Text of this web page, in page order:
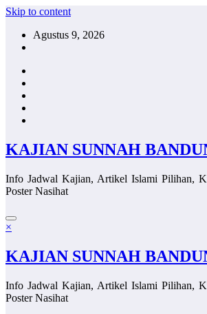
Skip to content
Agustus 9, 2026
KAJIAN SUNNAH
Info Jadwal Kajian, Artikel Islami Pilihan,
Poster Nasihat
×
KAJIAN SUNNAH
Info Jadwal Kajian, Artikel Islami Pilihan,
Poster Nasihat